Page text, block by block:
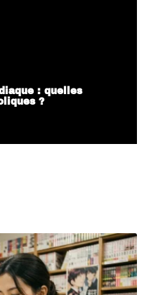
: quelles
?